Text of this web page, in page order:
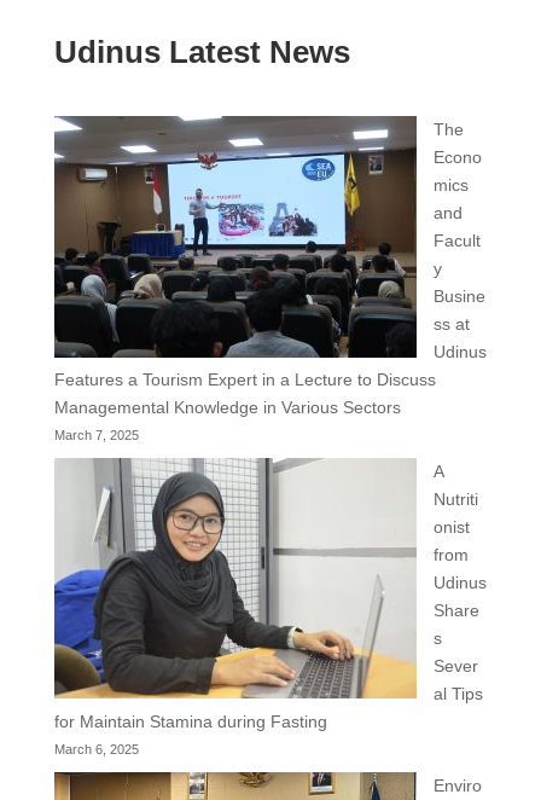
Udinus Latest News
The
Econo
mics
and
Facult
y
Busine
ss at
Udinus
Features a Tourism Expert in a Lecture to Discuss
Managemental Knowledge in Various Sectors
March 7, 2025
A
Nutriti
onist
from
Udinus
Share
s
Sever
al Tips
for Maintain Stamina during Fasting
March 6, 2025
Enviro